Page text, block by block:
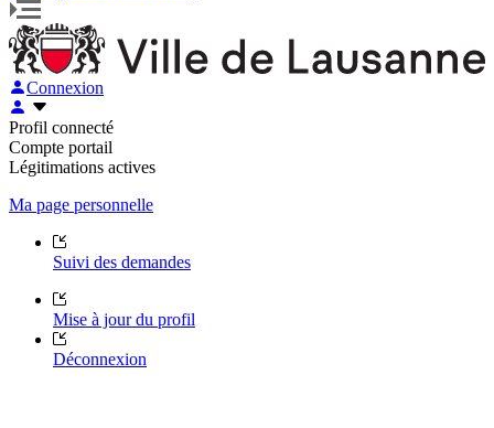
Connexion
Profil connecté
Compte portail
Légitimations actives
Ma page personnelle
Suivi des demandes
Mise à jour du profil
Déconnexion